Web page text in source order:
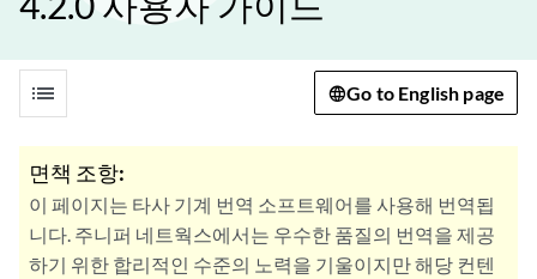
list Go to English page
면책 조항:
이 페이지는 타사 기계 번역 소프트웨어를 사용해 번역됩
니다. 주니퍼 네트웍스에서는 우수한 품질의 번역을 제공
하기 위한 합리적인 수준의 노력을 기울이지만 해당 컨텐